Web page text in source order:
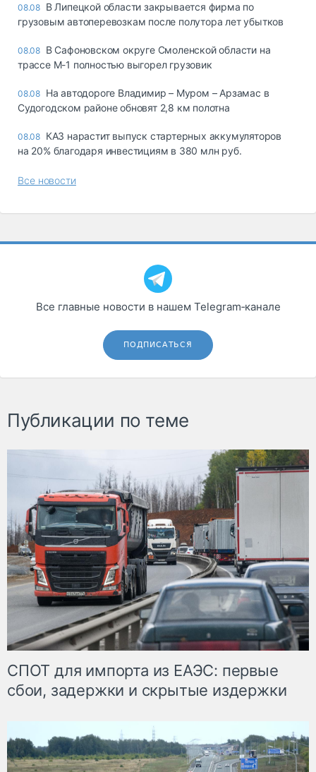
08.08 В Липецкой области закрывается фирма по
грузовым автоперевозкам после полутора лет убытков
08.08 В Сафоновском округе Смоленской области на
трассе М-1 полностью выгорел грузовик
08.08 На автодороге Владимир – Муром – Арзамас в
Судогодском районе обновят 2,8 км полотна
08.08 КАЗ нарастит выпуск стартерных аккумуляторов
на 20% благодаря инвестициям в 380 млн руб.
Все новости
Все главные новости в нашем Telegram‑канале
ПОДПИСАТЬСЯ
Публикации по теме
СПОТ для импорта из ЕАЭС: первые
сбои, задержки и скрытые издержки